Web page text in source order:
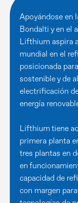
Apoyándose en
Bondalti y en el
Lifthium aspira
mundial en el
posicionada
sostenible y de
electrificación
energía
Lifthium tiene
primera planta
tres plantas en
en
capacidad de
con margen